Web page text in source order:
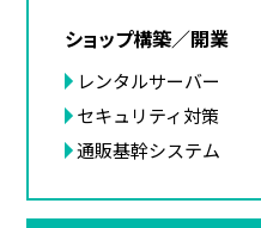
ショップ構築／開業
レンタルサーバー
セキュリティ対策
通販基幹システム